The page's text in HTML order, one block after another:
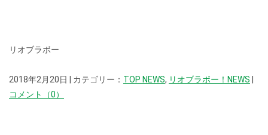
リオブラボー
2018年2月20日 | カテゴリー： TOP NEWS, リオブラボー！NEWS |
コメント（0）